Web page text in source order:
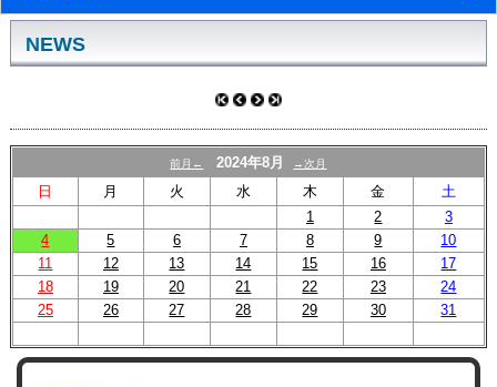
トップ
スケジュール
ブログ
プロフィール
リンク集
NEWS
前月← 2024年8月 →次月
日 月 火 水 木 金
土
1
2
3
4
5 6 7 8 9
10
11
12 13 14 15 16
17
18
19 20 21 22 23
24
25
26 27 28 29 30 31